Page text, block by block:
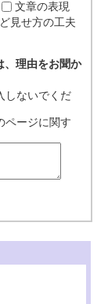
文章の表現
見せ方の工夫
、理由をお聞か
しないでくだ
ページに関す